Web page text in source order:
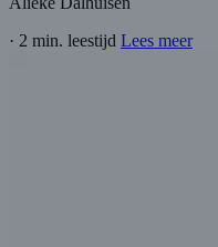
· 2 min. leestijd Lees meer